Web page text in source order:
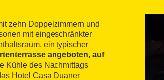
zehn Doppelzimmern und
mit eingeschränkter
ein typischer
angeboten, auf
Kühle des Nachmittags
Hotel Casa Duaner